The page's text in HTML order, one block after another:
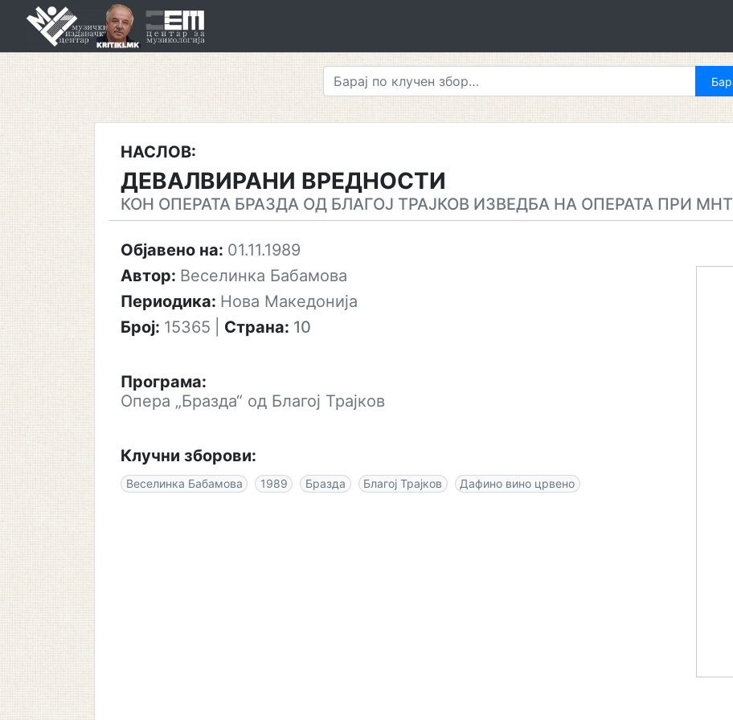
НАСЛОВ:
ДЕВАЛВИРАНИ ВРЕДНОСТИ
КОН ОПЕРАТА БРАЗДА ОД БЛАГОЈ ТРАЈКОВ ИЗВЕДБА НА ОПЕРАТА ПРИ МНТ
Објавено на: 01.11.1989
Автор: Веселинка Бабамова
Периодика: Нова Македонија
Број: 15365 Страна: 10
Програма:
Опера „Бразда“ од Благој Трајков
Клучни зборови:
Веселинка Бабамова 1989 Бразда Благој Трајков Дафино вино црвено